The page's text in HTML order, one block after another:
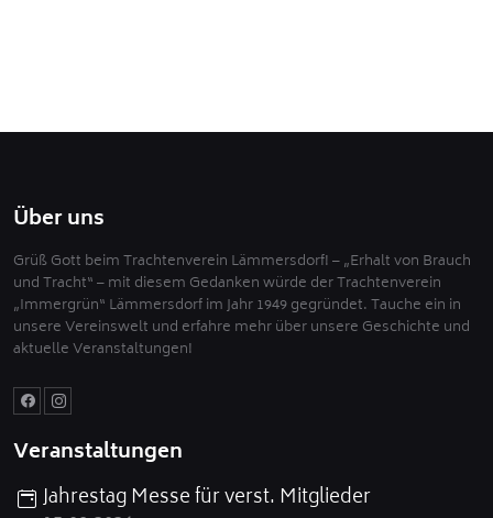
Über uns
Grüß Gott beim Trachtenverein Lämmersdorf! – „Erhalt von Brauch
und Tracht“ – mit diesem Gedanken würde der Trachtenverein
„Immergrün“ Lämmersdorf im Jahr 1949 gegründet. Tauche ein in
unsere Vereinswelt und erfahre mehr über unsere Geschichte und
aktuelle Veranstaltungen!
Veranstaltungen
Jahrestag Messe für verst. Mitglieder